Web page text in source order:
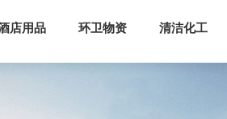
店用品 环卫物资 清洁化工